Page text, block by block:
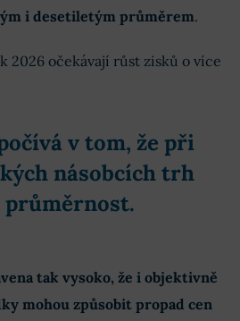
i desetiletým průměrem.
2026 očekávají růst zisků o více
v tom, že při
násobcích trh
tak vysoko, že i objektivně
mohou způsobit propad cen